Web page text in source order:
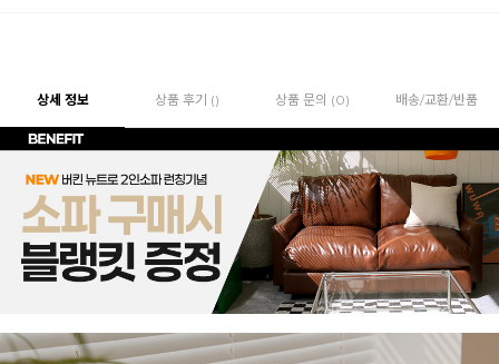
상세 정보 상품 후기 () 상품 문의 (0) 배송/교환/반품